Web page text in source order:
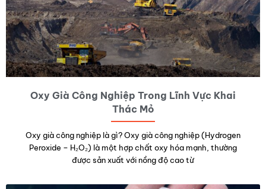
Oxy Già Công Nghiệp Trong Lĩnh Vực Khai
Thác Mỏ
Oxy già công nghiệp là gì? Oxy già công nghiệp (Hydrogen
Peroxide – H₂O₂) là một hợp chất oxy hóa mạnh, thường
được sản xuất với nồng độ cao từ